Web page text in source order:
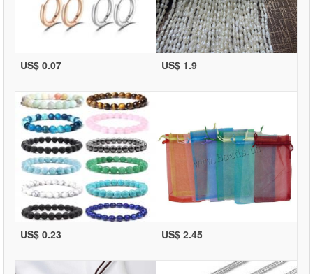
US$ 0.07 US$ 1.9
US$ 0.23 US$ 2.45